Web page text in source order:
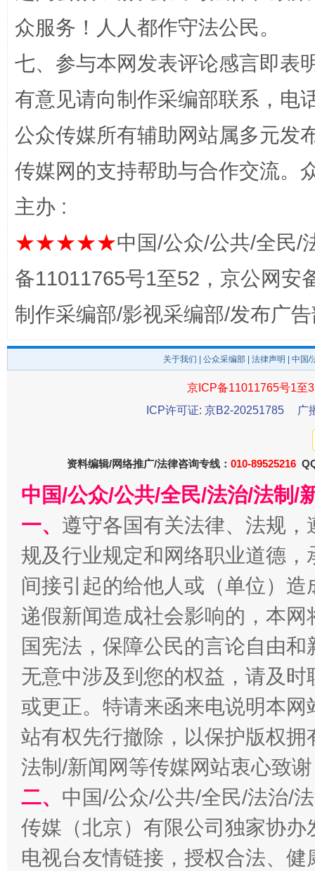
东山县通报“牛蛙产品抗生素超标问题” 法
千年窑火 生生不息
揭开“小金库”的免责幌子
受贿1.44亿！段成刚被判无期 从幼
众服务！人人都作守法公民。
七、参与本网发表评论感言即表
有意见请向制作采编部联系，电
公众传媒所有辅助网站属多元发
传媒网的支持帮助与合作交流。
主办 :
★★★★★中国/公众/公共/全民/
备11011765号1至52，京公网安
制作采编部/影视采编部/发布广
关于我们 公众采编部 法律声明 | 中国
京ICP备11011765号1至
ICP许可证: 京B2-20251785
广
资料编辑/网络推广/法律咨询专线： 010-89525216
中国/公众/公共/全民/法治/法制/
一、 遵守各国有关法律、法规
规及行业规定和网络职业道德
间接引起的给他人或（单位）
递假新闻造成社会影响的，本
国宪法，保障公民的言论自由
无意中涉及到您的权益，请及
或更正。特请来函来电说明本
站有权先行撤除，以保护版权
法制/新闻网等传媒网站衷心致
二、 中国/公众/公共/全民/法治/
传媒（北京）有限公司独家协
电视台友情链接，授权合法、